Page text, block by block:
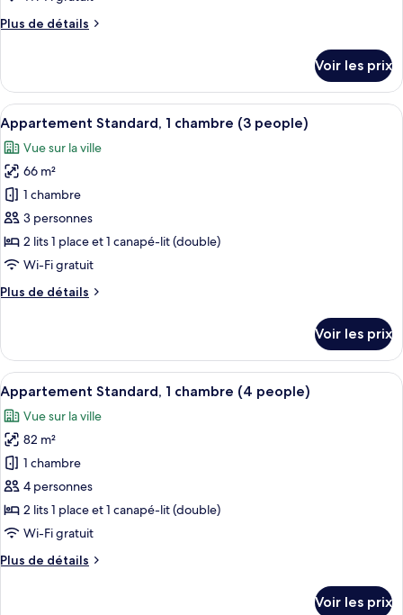
type
de
Studio
Plus de détails
Plus
le
type
de
chambre
Studio
Voir les prix
Afficher
toutes
les
photos
pour
ce
type
de
chambre :
Appartement
chambre
(3
people)
Une chambre d’hôtel avec un
16
Appartement Standard, 1 chambre (3 people)
Vue sur la ville
66 m²
1 chambre
3 personnes
2 lits 1 place et 1 canapé-lit (double)
Wi-Fi gratuit
Plus de détails
Plus
le
type
de
chambre
Appartement
Standard,
chambre
(3
people)
Voir les prix
Afficher
toutes
les
photos
pour
ce
type
de
chambre :
Appartement
Un salon avec une cheminée, des
21
Appartement Standard, 1 chambre (4 people)
Vue sur la ville
82 m²
1 chambre
4 personnes
2 lits 1 place et 1 canapé-lit (double)
Wi-Fi gratuit
Plus de détails
Plus
Voir les prix